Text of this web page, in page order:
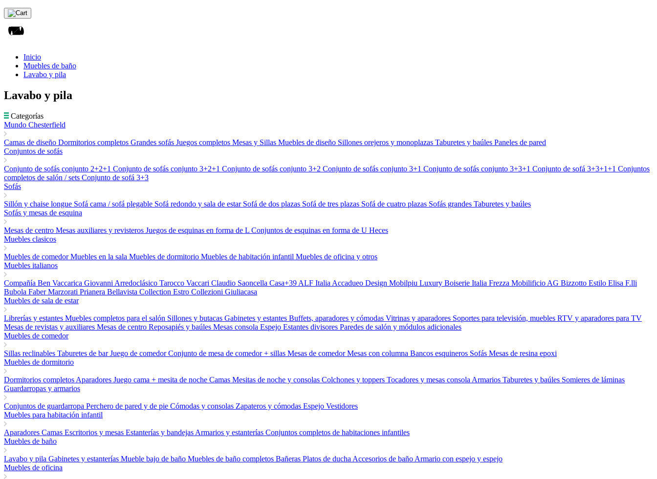
Inicio
Muebles de baño
Lavabo y pila
Lavabo y pila
Categorías
Mundo Chesterfield
Camas de diseño Dormitorios completos Grandes sofás Juegos completos Mesas y Sillas Muebles de diseño Sillones orejeros y monoplazas Taburetes y baúles Paneles de pared
Conjuntos de sofás
Conjunto de sofás conjunto 2+2+1 Conjunto de sofás conjunto 3+2+1 Conjunto de sofás conjunto 3+2 Conjunto de sofás conjunto 3+1 Conjunto de sofás conjunto 3+3+1 Conjunto de sofá 3+3+1+1 Conjuntos
completos de salón / sets Conjunto de sofá 3+3
Sofás
Sillón y chaise longue Sofá cama / sofá plegable Sofá redondo y sala de estar Sofá de dos plazas Sofá de tres plazas Sofá de cuatro plazas Sofás grandes Taburetes y baúles
Sofás y mesas de esquina
Mesas de centro Mesas auxiliares y revisteros Juegos de esquinas en forma de L Conjuntos de esquinas en forma de U Heces
Muebles clasicos
Muebles de comedorMuebles en la sala Muebles de dormitorio Muebles de habitación infantil Muebles de oficina y otros
Muebles italianos
Compañía Ben Vaccarica Giovanni Arredoclásico Tarocco Vaccari Claudio Saoncella Casa+39 ALF Italia Accadueo Design Mobilpiu Luxury Boiserie Italia Frezza Mobilificio AG Bizzotto Estilo Elisa F.lli
Bubola FaberMarzorati Prianera Bellavista Collection Estro Collezioni Giuliacasa
Muebles de sala de estar
Librerías y estantes Muebles completos para el salón Sillones y butacas Gabinetes y estantes Buffets, aparadores y cómodas Vitrinas y aparadores Soportes para televisión, muebles RTV y aparadores para TV
Mesas de revistas y auxiliares Mesas de centro Reposapiés y baúles Mesas consola Espejo Estantes divisores Paredes de salón y módulos adicionales
Muebles de comedor
Sillas reclinables Taburetes de barJuego de comedorConjunto de mesa de comedor + sillas Mesas de comedorMesas con columna Bancos esquineros Sofás Mesas de resina epoxi
Muebles de dormitorio
Dormitorios completos Aparadores Juego cama + mesita de noche Camas Mesitas de noche y consolas Colchones y toppers Tocadores y mesas consola Armarios Taburetes y baúles Somieres de láminas
Guardarropas y armarios
Conjuntos de guardarropa Perchero de pared y de pie Cómodas y consolas Zapateros y cómodas Espejo Vestidores
Muebles para habitación infantil
Aparadores Camas Escritorios y mesas Estanterías y bandejas Armarios y estanterías Conjuntos completos de habitaciones infantiles
Muebles de baño
Lavabo y pila Gabinetes y estanterías Mueble bajo de baño Muebles de baño completos Bañeras Platos de ducha Accesorios de baño Armario con espejo y espejo
Muebles de oficina